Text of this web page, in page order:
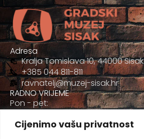
Cijenimo vašu privatnost
Adresa
Kralja Tomislava 10, 44000 Sisak
+385 044 811-811
ravnatelj@muzej-sisak.hr
RADNO VRIJEME
Pon - pet:
Sub